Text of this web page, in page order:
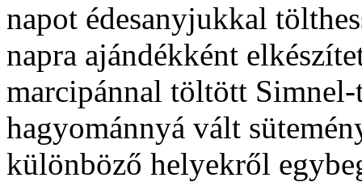
napot édesanyjukkal
napra ajándékként
marcipánnal töltött
hagyománnyá vált
különböző helyekről